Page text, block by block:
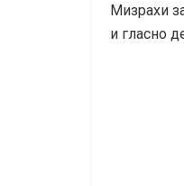
Мизрахи
и гласно